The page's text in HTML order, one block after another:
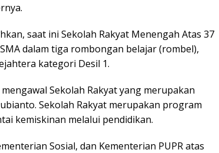
saat ini Sekolah Rakyat Menengah Atas 37
dalam tiga rombongan belajar (rombel),
kategori Desil 1.
Sekolah Rakyat yang merupakan
Sekolah Rakyat merupakan program
kemiskinan melalui pendidikan.
Sosial, dan Kementerian PUPR atas